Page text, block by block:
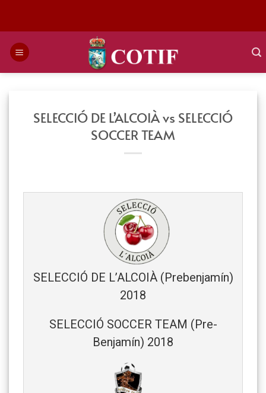
SELECCIÓ DE L’ALCOIÀ vs SELECCIÓ
SOCCER TEAM
SELECCIÓ DE L’ALCOIÀ (Prebenjamín)
2018
SELECCIÓ SOCCER TEAM (Pre-
Benjamín) 2018